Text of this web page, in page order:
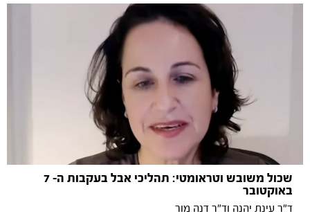
שכול משובש וטראומטי: תהליכי אבל בעקבות ה- 7
באוקטובר
ד״ר עינת יהנה וד״ר דנה מור